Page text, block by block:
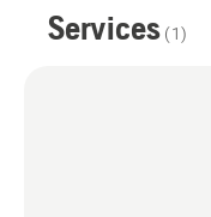
Services (1)